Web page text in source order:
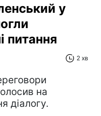
у
питання
2 хв
на
діалогу.